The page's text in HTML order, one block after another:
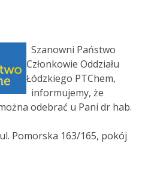
Szanowni Państwo
Członkowie Oddziału
Łódzkiego PTChem,
informujemy, że
odebrać u Pani dr hab.
Pomorska 163/165, pokój